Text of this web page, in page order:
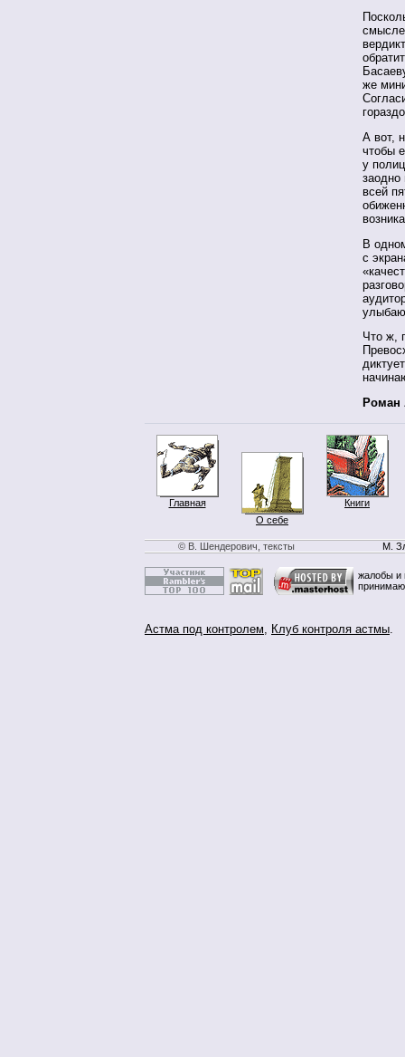
смысле
же
А вот,
чтобы
у
заодно
всей
В
с
Что ж,
Роман
Главная
О себе
Книги
© В. Шендерович, тексты М.
жалобы и
Астма под контролем, Клуб контроля астмы.